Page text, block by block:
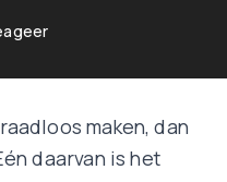
maken, dan
daarvan is het